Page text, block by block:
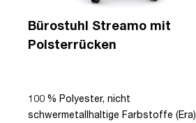
Bürostuhl Streamo mit
Polsterrücken
100 % Polyester, nicht
schwermetallhaltige Farbstoffe (Era) |